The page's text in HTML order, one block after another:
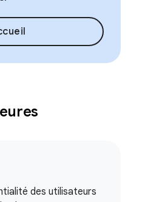
des utilisateurs